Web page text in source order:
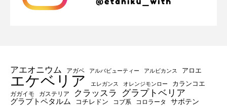
アエオニウム アガベ アルバビューティー アルビカンス アロエ
エケベリア エレガンス オレンジモンロー カランコエ
ガガイモ ガステリア クラッスラ グラプトベリア
グラプトペタルム コチレドン コブ系 コロラータ サボテン